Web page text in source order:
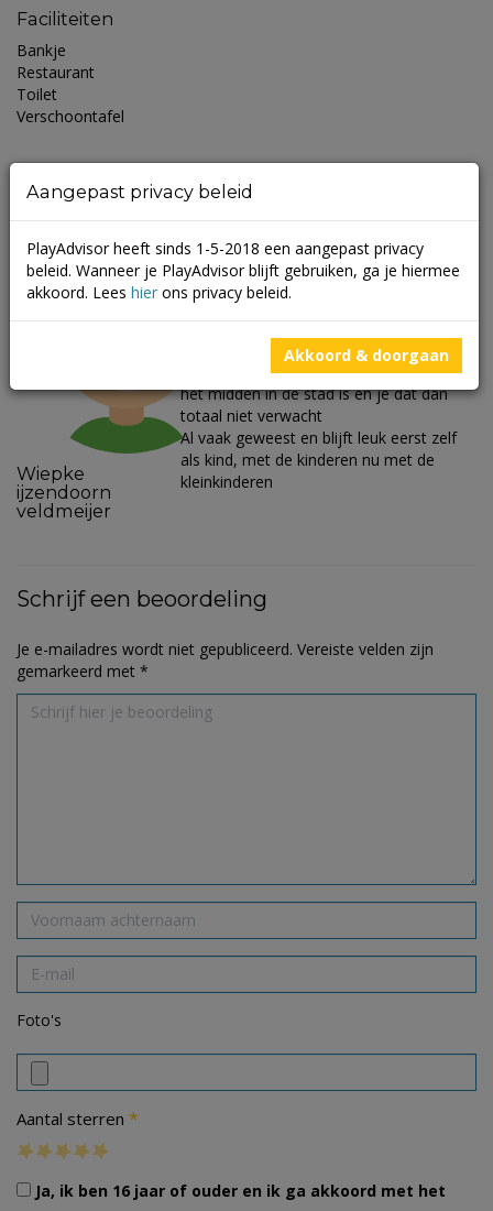
Faciliteiten
Bankje
Restaurant
Toilet
Verschoontafel
Beoordelingen
Wiepke
ijzendoorn
veldmeijer
Beoordeeld op 18 oktober 2016 om 19:50
Wat ik zo verrassend aan Artis vind dat
een dierentuin zo groot en zoveel
verschillende soorten dieren heeft terwijl
het midden in de stad is en je dat dan
totaal niet verwacht
Al vaak geweest en blijft leuk eerst zelf
als kind, met de kinderen nu met de
kleinkinderen
Schrijf een beoordeling
Je e-mailadres wordt niet gepubliceerd. Vereiste velden zijn
gemarkeerd met *
Foto's
Aantal sterren *
Ja, ik ben 16 jaar of ouder en ik ga akkoord met het
Aangepast privacy beleid
PlayAdvisor heeft sinds 1-5-2018 een aangepast privacy
beleid. Wanneer je PlayAdvisor blijft gebruiken, ga je hiermee
akkoord. Lees hier ons privacy beleid.
Akkoord & doorgaan